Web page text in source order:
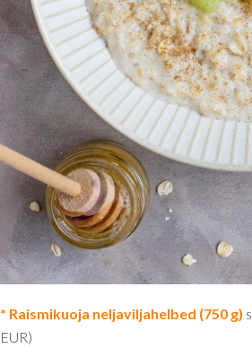
* Raismikuoja neljaviljahelbed (750 g)
EUR)